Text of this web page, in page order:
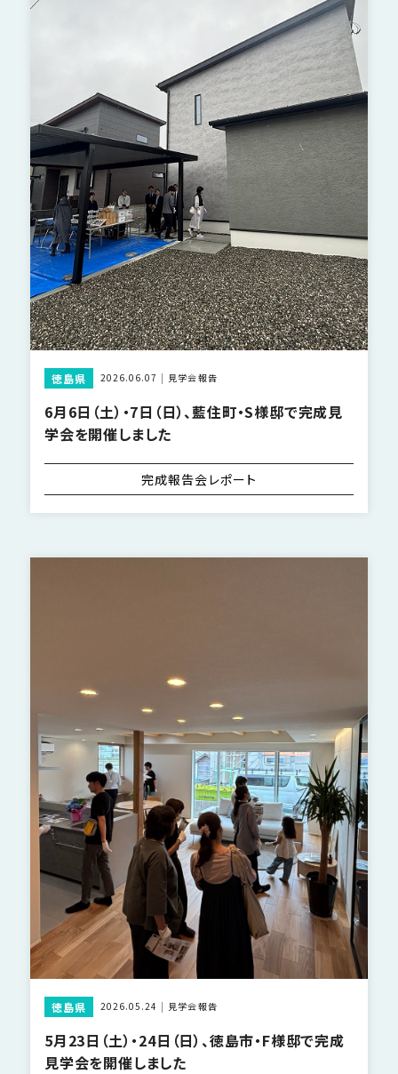
徳島県 2026.06.07 見学会報告
6月6日（土）・7日（日）、藍住町・S様邸で完成見
学会を開催しました
完成報告会レポート
徳島県 2026.05.24 見学会報告
5月23日（土）・24日（日）、徳島市・F様邸で完成
見学会を開催しました